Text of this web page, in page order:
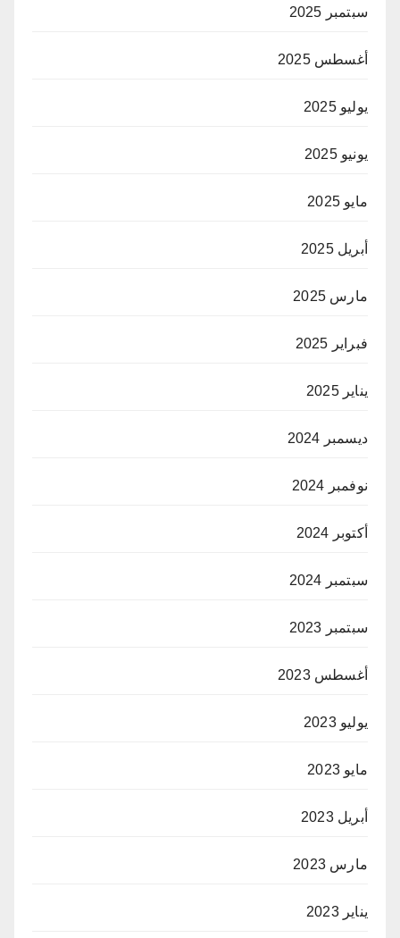
سبتمبر 2025
أغسطس 2025
يوليو 2025
يونيو 2025
مايو 2025
أبريل 2025
مارس 2025
فبراير 2025
يناير 2025
ديسمبر 2024
نوفمبر 2024
أكتوبر 2024
سبتمبر 2024
سبتمبر 2023
أغسطس 2023
يوليو 2023
مايو 2023
أبريل 2023
مارس 2023
يناير 2023